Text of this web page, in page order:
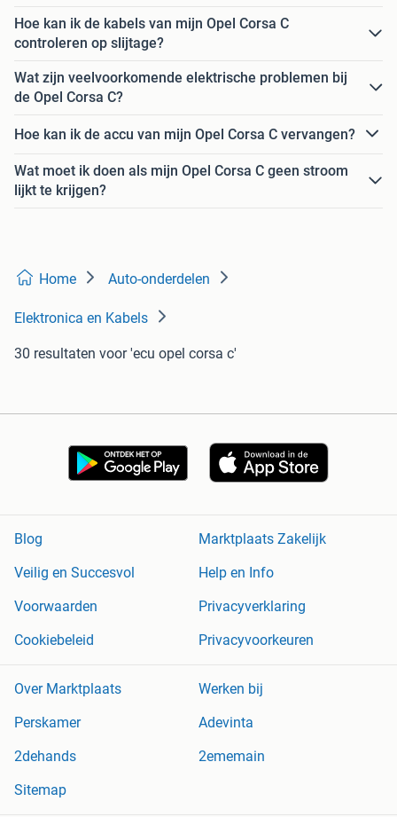
Hoe kan ik de kabels van mijn Opel Corsa C
controleren op slijtage?
Wat zijn veelvoorkomende elektrische problemen bij
de Opel Corsa C?
Hoe kan ik de accu van mijn Opel Corsa C vervangen?
Wat moet ik doen als mijn Opel Corsa C geen stroom
lijkt te krijgen?
Home Auto-onderdelen
Elektronica en Kabels
30 resultaten voor 'ecu opel corsa c'
Blog
Marktplaats Zakelijk
Veilig en Succesvol
Help en Info
Voorwaarden
Privacyverklaring
Cookiebeleid
Privacyvoorkeuren
Over Marktplaats
Werken bij
Perskamer
Adevinta
2dehands
2ememain
Sitemap